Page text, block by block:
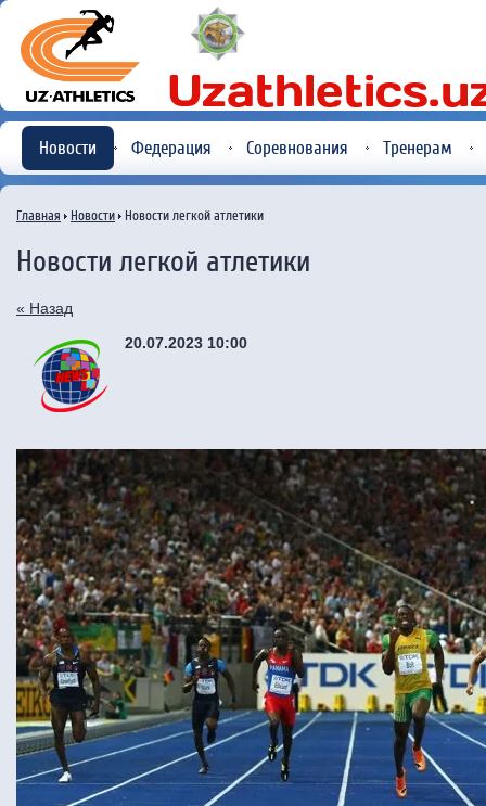
Новости Федерация Соревнования Тренерам
Главная Новости Новости легкой атлетики
Новости легкой атлетики
« Назад
20.07.2023 10:00